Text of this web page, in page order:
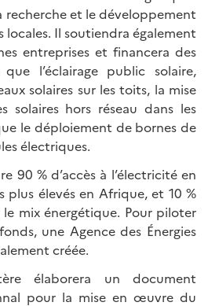
recherche et le développement
locales. Il soutiendra également
entreprises et financera des
l’éclairage public solaire,
solaires sur les toits, la mise
solaires hors réseau dans les
le déploiement de bornes de
électriques.
90 % d’accès à l’électricité en
plus élevés en Afrique, et 10 %
mix énergétique. Pour piloter
une Agence des Énergies
créée.
élaborera un document
pour la mise en œuvre du